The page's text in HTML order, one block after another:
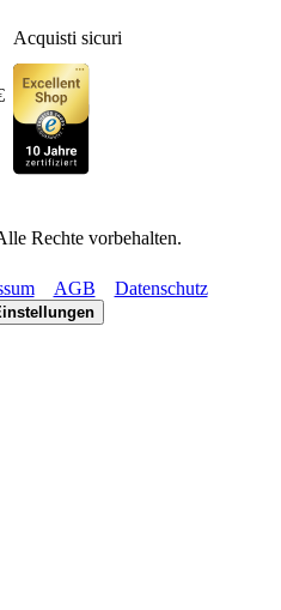
Acquisti sicuri
Rechte vorbehalten.
AGB Datenschutz